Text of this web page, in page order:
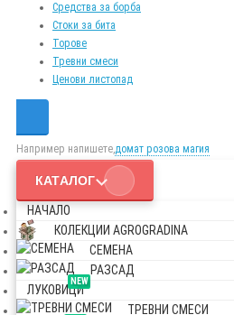
Средства за борба
Стоки за бита
Торове
Тревни смеси
Ценови листопад
Например напишете,домат розова магия
КАТАЛОГ
НАЧАЛО
КОЛЕКЦИИ AGROGRADINA
СЕМЕНА
РАЗСАД
NEW
ЛУКОВИЦИ
ТРЕВНИ СМЕСИ